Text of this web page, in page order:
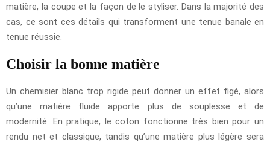
matière, la coupe et la façon de le styliser. Dans la majorité des
cas, ce sont ces détails qui transforment une tenue banale en
tenue réussie.
Choisir la bonne matière
Un chemisier blanc trop rigide peut donner un effet figé, alors
qu’une matière fluide apporte plus de souplesse et de
modernité. En pratique, le coton fonctionne très bien pour un
rendu net et classique, tandis qu’une matière plus légère sera